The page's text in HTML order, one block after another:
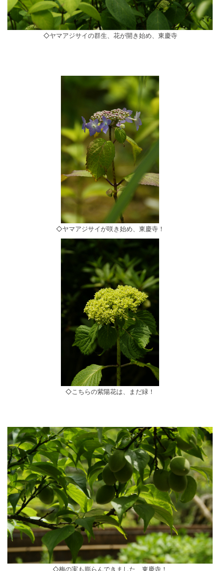
◇ヤマアジサイの群生、花が開き始め、東慶寺
◇ヤマアジサイが咲き始め、東慶寺！
◇こちらの紫陽花は、まだ緑！
◇梅の実も膨らんできました、東慶寺！